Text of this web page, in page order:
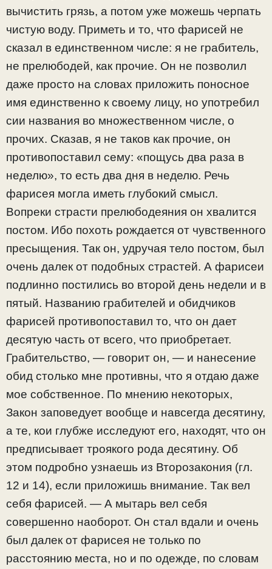
вычистить грязь, а потом уже можешь черпать
чистую воду. Приметь и то, что фарисей не
сказал в единственном числе: я не грабитель,
не прелюбодей, как прочие. Он не позволил
даже просто на словах приложить поносное
имя единственно к своему лицу, но употребил
сии названия во множественном числе, о
прочих. Сказав, я не таков как прочие, он
противопоставил сему: «пощусь два раза в
неделю», то есть два дня в неделю. Речь
фарисея могла иметь глубокий смысл.
Вопреки страсти прелюбодеяния он хвалится
постом. Ибо похоть рождается от чувственного
пресыщения. Так он, удручая тело постом, был
очень далек от подобных страстей. А фарисеи
подлинно постились во второй день недели и в
пятый. Названию грабителей и обидчиков
фарисей противопоставил то, что он дает
десятую часть от всего, что приобретает.
Грабительство, — говорит он, — и нанесение
обид столько мне противны, что я отдаю даже
мое собственное. По мнению некоторых,
Закон заповедует вообще и навсегда десятину,
а те, кои глубже исследуют его, находят, что он
предписывает троякого рода десятину. Об
этом подробно узнаешь из Второзакония (гл.
12 и 14), если приложишь внимание. Так вел
себя фарисей. — А мытарь вел себя
совершенно наоборот. Он стал вдали и очень
был далек от фарисея не только по
расстоянию места, но и по одежде, по словам